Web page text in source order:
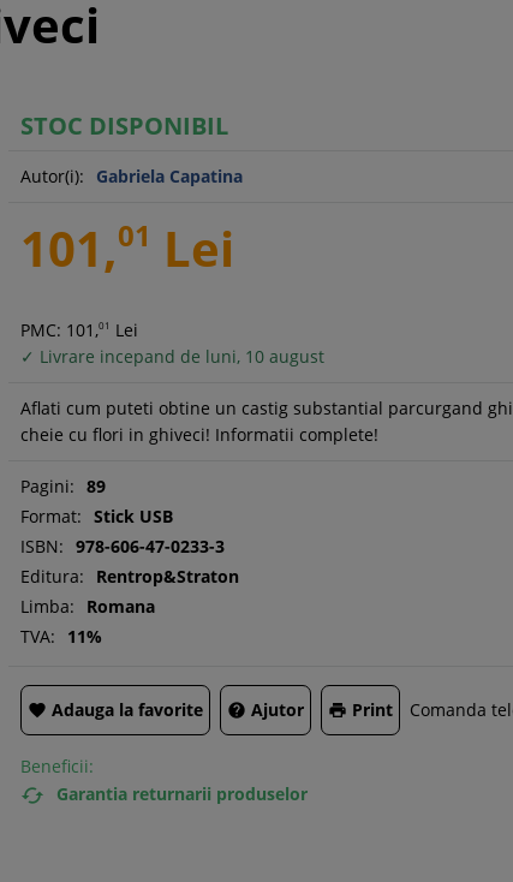
STOC DISPONIBIL
Autor(i): Gabriela Capatina
101,01 Lei
PMC: 101,01
Lei
✓ Livrare incepand de luni, 10 august
Aflati cum puteti obtine un castig substantial parcurgand
cheie cu flori in ghiveci! Informatii complete!
Pagini: 89
Format: Stick USB
ISBN: 978-606-47-0233-3
Editura:
Rentrop&Straton
Limba:
Romana
TVA:
11%
 Adauga la favorite  Ajutor  Print Comanda
Beneficii:
 Garantia returnarii produselor